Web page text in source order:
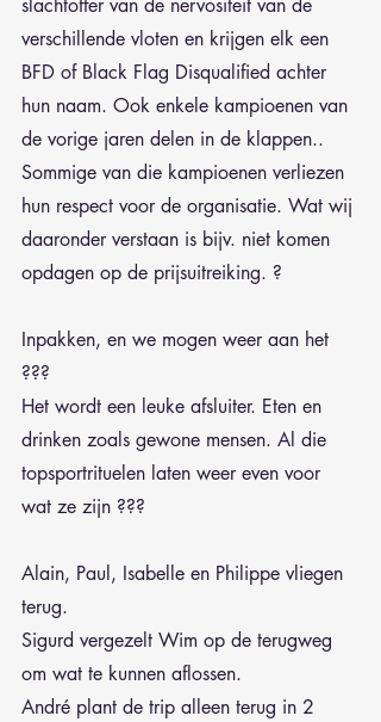
slachtoffer van de nervositeit van de
verschillende vloten en krijgen elk een
BFD of Black Flag Disqualified achter
hun naam. Ook enkele kampioenen van
de vorige jaren delen in de klappen..
Sommige van die kampioenen verliezen
hun respect voor de organisatie. Wat wij
daaronder verstaan is bijv. niet komen
opdagen op de prijsuitreiking. ?
Inpakken, en we mogen weer aan het
???
Het wordt een leuke afsluiter. Eten en
drinken zoals gewone mensen. Al die
topsportrituelen laten weer even voor
wat ze zijn ???
Alain, Paul, Isabelle en Philippe vliegen
terug.
Sigurd vergezelt Wim op de terugweg
om wat te kunnen aflossen.
André plant de trip alleen terug in 2